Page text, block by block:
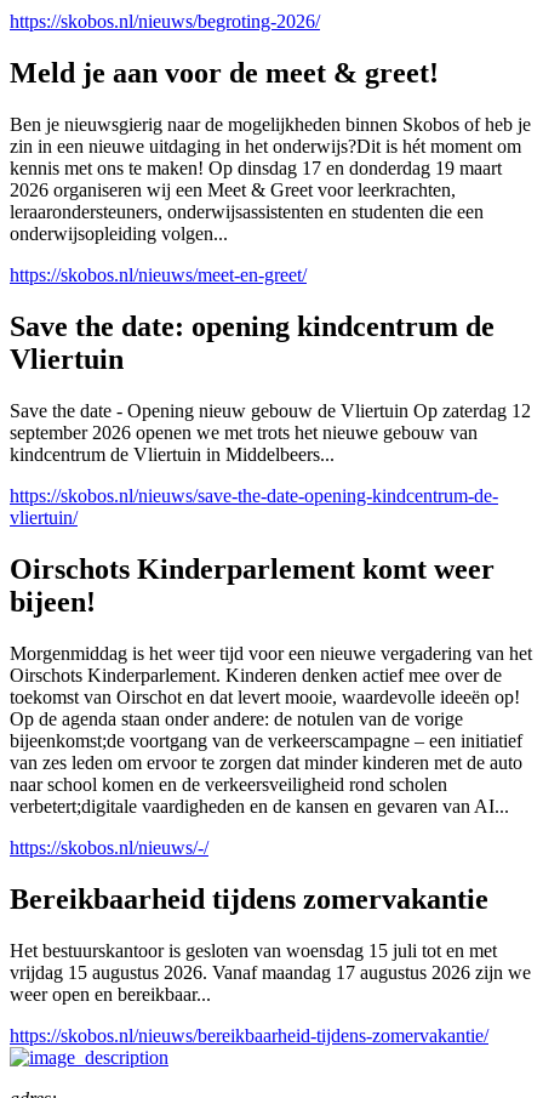
https://skobos.nl/nieuws/begroting-2026/
Meld je aan voor de meet & greet!
Ben je nieuwsgierig naar de mogelijkheden binnen Skobos of heb je
zin in een nieuwe uitdaging in het onderwijs?Dit is hét moment om
kennis met ons te maken! Op dinsdag 17 en donderdag 19 maart
2026 organiseren wij een Meet & Greet voor leerkrachten,
leraarondersteuners, onderwijsassistenten en studenten die een
onderwijsopleiding volgen...
https://skobos.nl/nieuws/meet-en-greet/
Save the date: opening kindcentrum de
Vliertuin
Save the date - Opening nieuw gebouw de Vliertuin Op zaterdag 12
september 2026 openen we met trots het nieuwe gebouw van
kindcentrum de Vliertuin in Middelbeers...
https://skobos.nl/nieuws/save-the-date-opening-kindcentrum-de-
vliertuin/
Oirschots Kinderparlement komt weer
bijeen!
Morgenmiddag is het weer tijd voor een nieuwe vergadering van het
Oirschots Kinderparlement. Kinderen denken actief mee over de
toekomst van Oirschot en dat levert mooie, waardevolle ideeën op!
Op de agenda staan onder andere: de notulen van de vorige
bijeenkomst;de voortgang van de verkeerscampagne – een initiatief
van zes leden om ervoor te zorgen dat minder kinderen met de auto
naar school komen en de verkeersveiligheid rond scholen
verbetert;digitale vaardigheden en de kansen en gevaren van AI...
https://skobos.nl/nieuws/-/
Bereikbaarheid tijdens zomervakantie
Het bestuurskantoor is gesloten van woensdag 15 juli tot en met
vrijdag 15 augustus 2026. Vanaf maandag 17 augustus 2026 zijn we
weer open en bereikbaar...
https://skobos.nl/nieuws/bereikbaarheid-tijdens-zomervakantie/